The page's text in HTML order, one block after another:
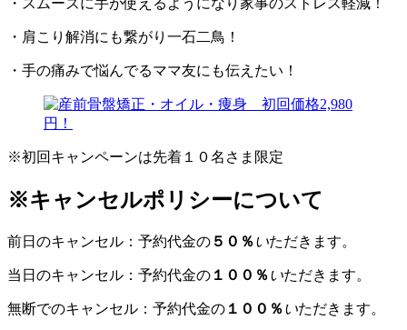
・肩こり解消にも繋がり一石二鳥！
・手の痛みで悩んでるママ友にも伝えたい！
※初回キャンペーンは先着１０名さま限定
※キャンセルポリシーについて
前日のキャンセル：予約代金の ５０％ いただきます。
当日のキャンセル：予約代金の １００％ いただきます。
無断でのキャンセル：予約代金の １００％ いただきます。